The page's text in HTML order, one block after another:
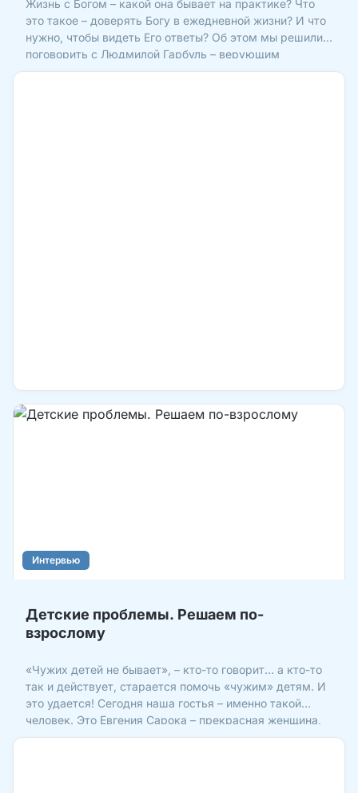
Жизнь с Богом – какой она бывает на практике? Что
это такое – доверять Богу в ежедневной жизни? И что
нужно, чтобы видеть Его ответы? Об этом мы решили
поговорить с Людмилой Гарбуль – верующим
человеком, женой пастора церкви «Библейский центр
Интервью
Детские проблемы. Решаем по-
взрослому
«Чужих детей не бывает», – кто-то говорит… а кто-то
так и действует, старается помочь «чужим» детям. И
это удается! Сегодня наша гостья – именно такой
человек. Это Евгения Сарока – прекрасная женщина,
верующий человек, мама троих детей… В прошлом